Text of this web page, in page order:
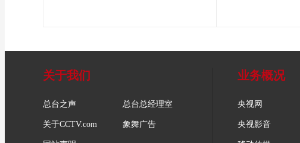
关于我们
总台之声 总台总经理室
关于CCTV.com 象舞广告
业务概况
央视网
央视影音